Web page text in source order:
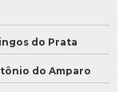
do Prata
do Amparo